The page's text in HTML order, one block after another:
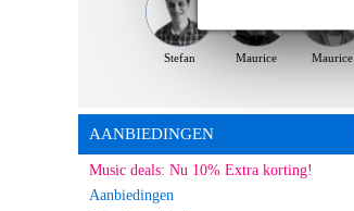
Stefan Maurice Maurice
AANBIEDINGEN
Music deals: Nu 10% Extra korting!
Aanbiedingen